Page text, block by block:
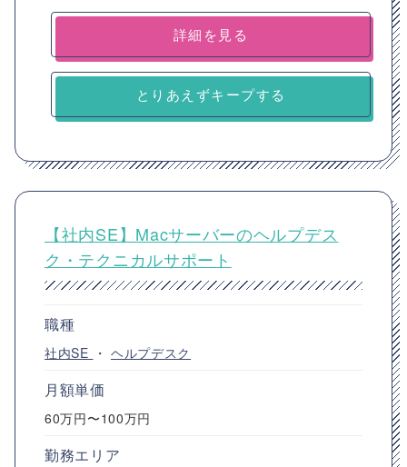
詳細を見る
とりあえずキープする
【社内SE】Macサーバーのヘルプデス
ク・テクニカルサポート
職種
社内SE ・ ヘルプデスク
月額単価
60万円〜100万円
勤務エリア